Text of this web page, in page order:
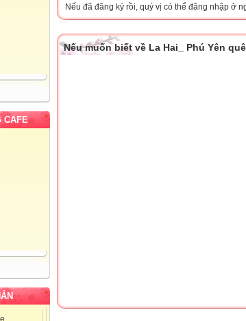
CAFE
Nếu đã đăng ký rồi, quý vị có thể đăng nhập ở
Nếu muốn biết về La Hai_ Phú Yên